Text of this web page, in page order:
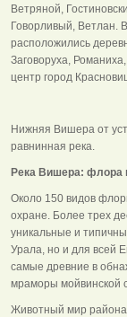
Ветряной,
Говорливый, Ветлан.
расположились
Заговоруха,
центр город
Нижняя Вишера от
равнинная река.
Река Вишера: флора
Около 150 видов
охране. Более трех
уникальные и
Урала, но и для всей
самые древние в
мраморы мойвинской
Животный мир района